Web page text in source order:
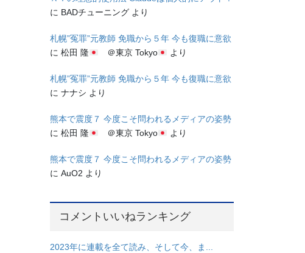
に BADチューニング より
札幌”冤罪”元教師 免職から５年 今も復職に意欲
に松田 隆 ＠東京 Tokyo より
札幌”冤罪”元教師 免職から５年 今も復職に意欲
にナナシ より
熊本で震度７ 今度こそ問われるメディアの姿勢
に松田 隆 ＠東京 Tokyo より
熊本で震度７ 今度こそ問われるメディアの姿勢
にAuO2 より
コメントいいねランキング
2023年に連載を全て読み、そして今、ま...